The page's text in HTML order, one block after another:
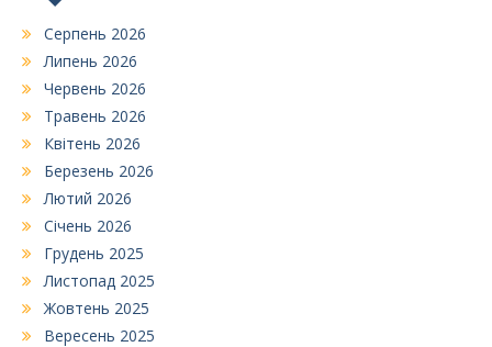
Серпень 2026
Липень 2026
Червень 2026
Травень 2026
Квітень 2026
Березень 2026
Лютий 2026
Січень 2026
Грудень 2025
Листопад 2025
Жовтень 2025
Вересень 2025